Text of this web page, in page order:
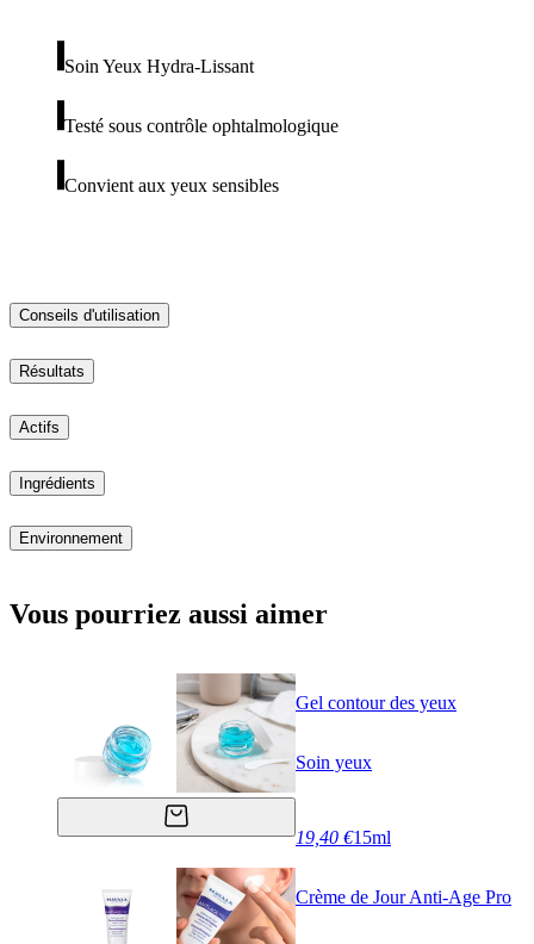
Soin Yeux Hydra-Lissant
Testé sous contrôle ophtalmologique
Convient aux yeux sensibles
Conseils d'utilisation
Résultats
Actifs
Ingrédients
Environnement
Vous pourriez aussi aimer
Gel contour des yeux
Soin yeux
19,40 €15ml
Crème de Jour Anti-Age Pro